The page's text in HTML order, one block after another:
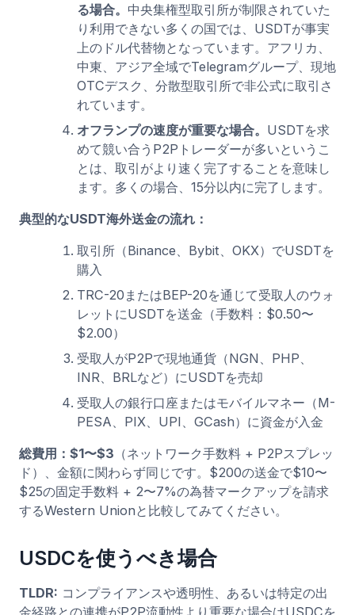
る場合。 中央集権型取引所が制限されていた
り利用できない多くの国では、USDTが事実
上のドル代替物となっています。アフリカ、
中東、アジア全域でTelegramグループ、現地
OTCデスク、分散型取引所で非公式に取引さ
れています。
オフランプの速度が重要な場合。 USDTを求
めて競い合うP2Pトレーダーが多いというこ
とは、取引がより速く完了することを意味し
ます。多くの場合、15分以内に完了します。
典型的なUSDT海外送金の流れ：
取引所（Binance、Bybit、OKX）でUSDTを
購入
TRC-20またはBEP-20を通じて受取人のウォ
レットにUSDTを送金（手数料：$0.50〜
$2.00）
受取人がP2Pで現地通貨（NGN、PHP、
INR、BRLなど）にUSDTを売却
受取人の銀行口座またはモバイルマネー（M-
PESA、PIX、UPI、GCash）に資金が入金
総費用：$1〜$3 （ネットワーク手数料 + P2Pスプレッ
ド）、金額に関わらず同じです。$200の送金で$10〜
$25の固定手数料 + 2〜7%の為替マークアップを請求
するWestern Unionと比較してみてください。
USDCを使うべき場合
TLDR: コンプライアンスや透明性、あるいは特定の出